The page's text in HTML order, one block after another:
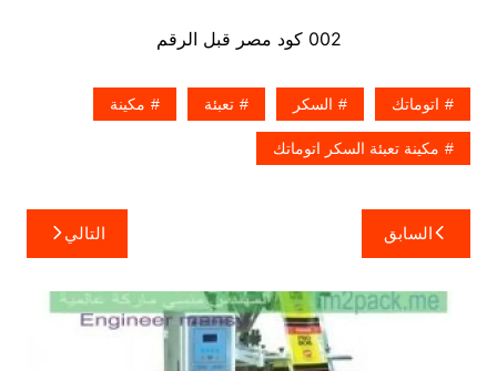
002 كود مصر قبل الرقم
اتوماتك السكر تعبئة مكينة
مكينة تعبئة السكر اتوماتك
تصفّح
المقالات
السابق التالي